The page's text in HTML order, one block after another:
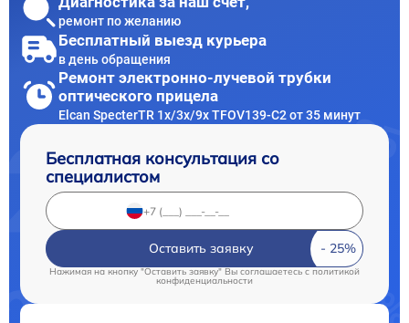
ремонт по желанию
Бесплатный выезд курьера
в день обращения
Ремонт электронно-лучевой трубки
оптического прицела
Elcan SpecterTR 1x/3x/9x TFOV139-C2 от 35 минут
Бесплатная консультация со
специалистом
Оставить заявку
Нажимая на кнопку "Оставить заявку" Вы соглашаетесь c политикой
конфиденциальности